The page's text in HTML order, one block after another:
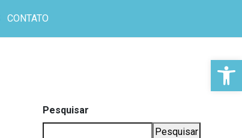
CONTATO
Pesquisar
Pesquisar